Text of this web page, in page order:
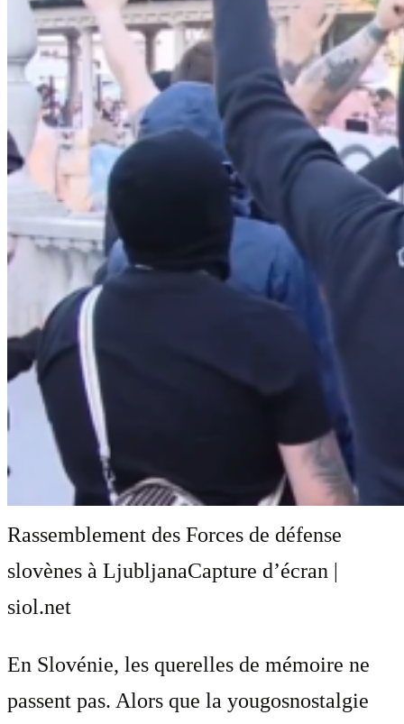
Rassemblement des Forces de défense
slovènes à LjubljanaCapture d’écran |
siol.net
En Slovénie, les querelles de mémoire ne
passent pas. Alors que la yougosnostalgie